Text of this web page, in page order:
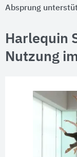
Absprung
Harlequin
Nutzung